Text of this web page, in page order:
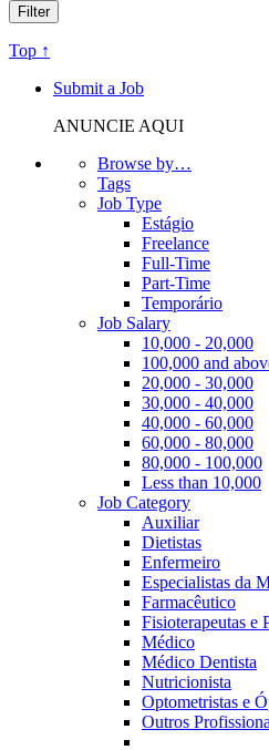
Top ↑
Submit a Job
ANUNCIE AQUI
Browse by…
Tags
Job Type
Estágio
Freelance
Full-Time
Part-Time
Temporário
Job Salary
10,000 - 20,000
100,000 and
20,000 - 30,000
30,000 - 40,000
40,000 - 60,000
60,000 - 80,000
80,000 - 100,000
Less than 10,000
Job Category
Auxiliar
Dietistas
Enfermeiro
Especialistas da
Farmacêutico
Fisioterapeutas e
Médico
Médico Dentista
Nutricionista
Optometristas e
Outros